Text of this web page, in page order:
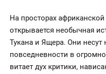
На просторах
открывается необычная
Тукана и Ящера. Они несут
повседневности в
витает дух критики,